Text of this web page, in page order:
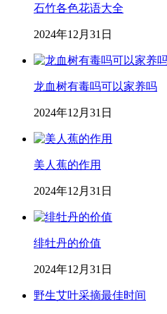
石竹各色花语大全
2024年12月31日
龙血树有毒吗可以家养吗
2024年12月31日
美人蕉的作用
2024年12月31日
绯牡丹的价值
2024年12月31日
野生艾叶采摘最佳时间